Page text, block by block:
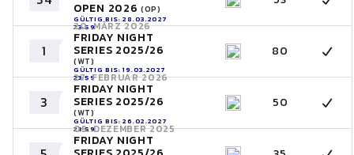
OPEN 2026 (OP)
GÜLTIG BIS: 28.03.2027
23:59
1
20. MÄRZ 2026
FRIDAY NIGHT
SERIES 2025/26
(WT)
GÜLTIG BIS: 19.03.2027
23:59
80
3
27. FEBRUAR 2026
FRIDAY NIGHT
SERIES 2025/26
(WT)
GÜLTIG BIS: 26.02.2027
23:59
50
05. DEZEMBER 2025
FRIDAY NIGHT